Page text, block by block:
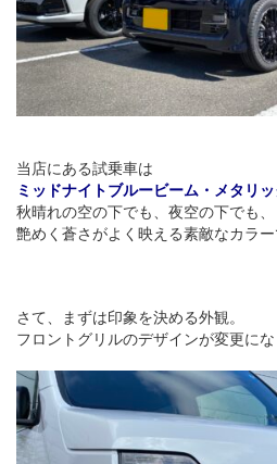
当店にある試乗車は
ミッドナイトブルービーム・メタリッ
秋晴れの空の下でも、夜空の下でも、
艶めく蒼さがよく映える素敵なカラー
さて、まずは印象を決める外観。
フロントグリルのデザインが変更にな